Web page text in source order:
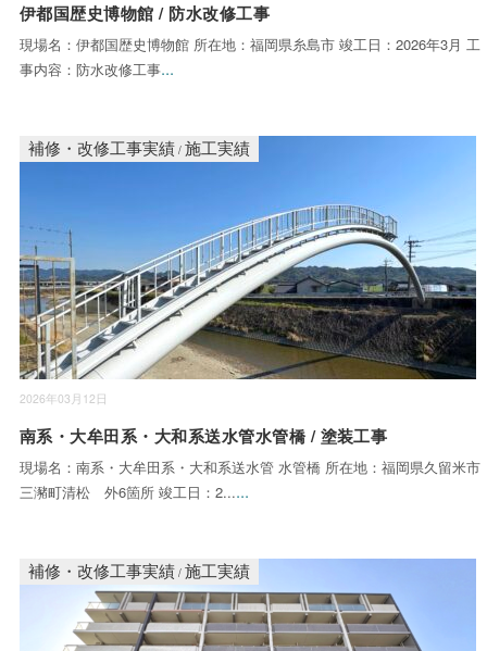
伊都国歴史博物館 / 防水改修工事
現場名：伊都国歴史博物館 所在地：福岡県糸島市 竣工日：2026年3月 工
事内容：防水改修工事...
2026年03月12日
補修・改修工事実績/ 施工実績
南系・大牟田系・大和系送水管水管橋 / 塗装工事
現場名：南系・大牟田系・大和系送水管 水管橋 所在地：福岡県久留米市
三瀦町清松 外6箇所 竣工日：2......
補修・改修工事実績/ 施工実績